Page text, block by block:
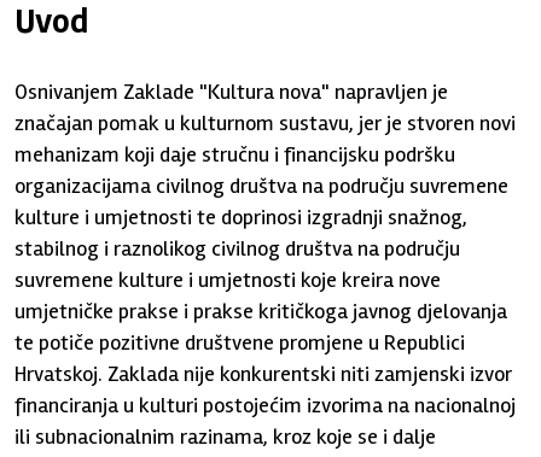
Uvod
Osnivanjem Zaklade "Kultura nova" napravljen je
značajan pomak u kulturnom sustavu, jer je stvoren novi
mehanizam koji daje stručnu i financijsku podršku
organizacijama civilnog društva na području suvremene
kulture i umjetnosti te doprinosi izgradnji snažnog,
stabilnog i raznolikog civilnog društva na području
suvremene kulture i umjetnosti koje kreira nove
umjetničke prakse i prakse kritičkoga javnog djelovanja
te potiče pozitivne društvene promjene u Republici
Hrvatskoj. Zaklada nije konkurentski niti zamjenski izvor
financiranja u kulturi postojećim izvorima na nacionalnoj
ili subnacionalnim razinama, kroz koje se i dalje